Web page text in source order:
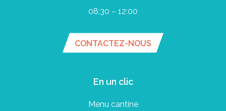
08:30 – 12:00
CONTACTEZ-NOUS
En un clic
Menu cantine